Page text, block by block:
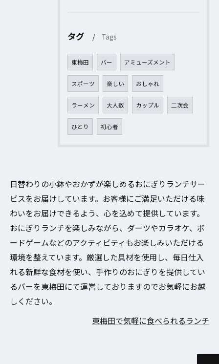
タグ Tags
東梅田 バー アミューズメント
スポーツ 楽しい おしゃれ
ラーメン 大人数 カップル 二次会
ひとり 初心者
日替わりの小鉢やおかずが楽しめるおにぎりランチサー
ビスをお届けしています。お客様にご満足いただける味
わいをお届けできるよう、心を込めて提供しています。
おにぎりランチを楽しみながら、ダーツやカラオケ、ボ
ードゲームなどのアクティビティもお楽しみいただける
環境を整えています。厳選した具材を使用し、毎日仕入
れる新鮮な食材を使い、手作りのおにぎりを提供してい
るバーを東梅田にて運営しておりますのでお気軽にお越
しください。
東梅田で気軽に食べられるランチ